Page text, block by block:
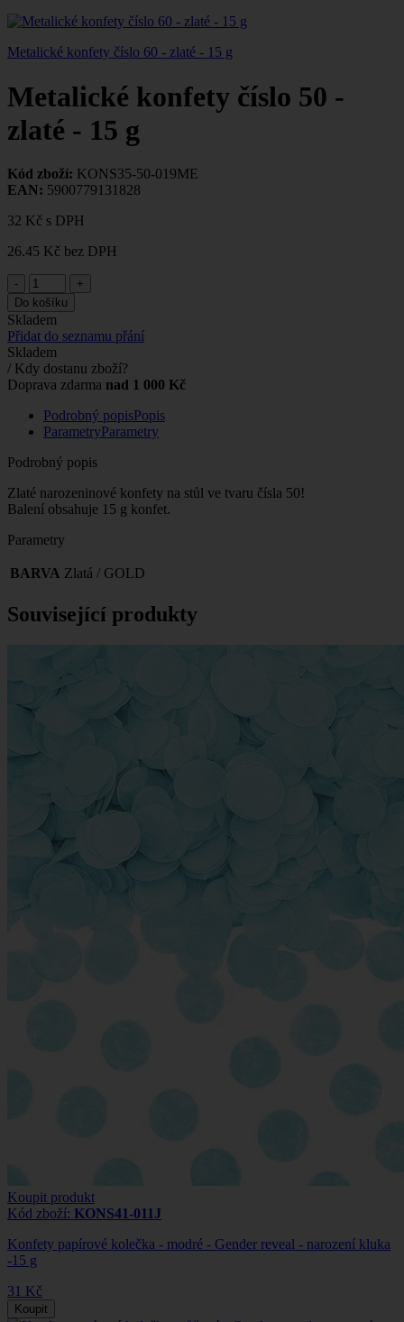
Metalické konfety číslo 60 - zlaté - 15 g
Metalické konfety číslo 50 -
zlaté - 15 g
Kód zboží: KONS35-50-019ME
EAN: 5900779131828
32 Kč s DPH
26.45 Kč bez DPH
-
+
Do košíku
Skladem
Přidat do seznamu přání
Skladem
/ Kdy dostanu zboží?
Doprava zdarma nad 1 000 Kč
Podrobný popisPopis
ParametryParametry
Podrobný popis
Zlaté narozeninové konfety na stůl ve tvaru čísla 50!
Balení obsahuje 15 g konfet.
Parametry
BARVA Zlatá / GOLD
Související produkty
Koupit produkt
Kód zboží: KONS41-011J
Konfety papírové kolečka - modré - Gender reveal - narození kluka
-15 g
31 Kč
Koupit